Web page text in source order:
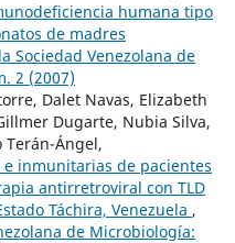
humana tipo
de madres
Sociedad Venezolana de
2 (2007)
Dalet Navas, Elizabeth
Dugarte, Nubia Silva,
Terán-Ángel,
inmunitarias de pacientes
antirretroviral con TLD
Táchira, Venezuela ,
de Microbiología: